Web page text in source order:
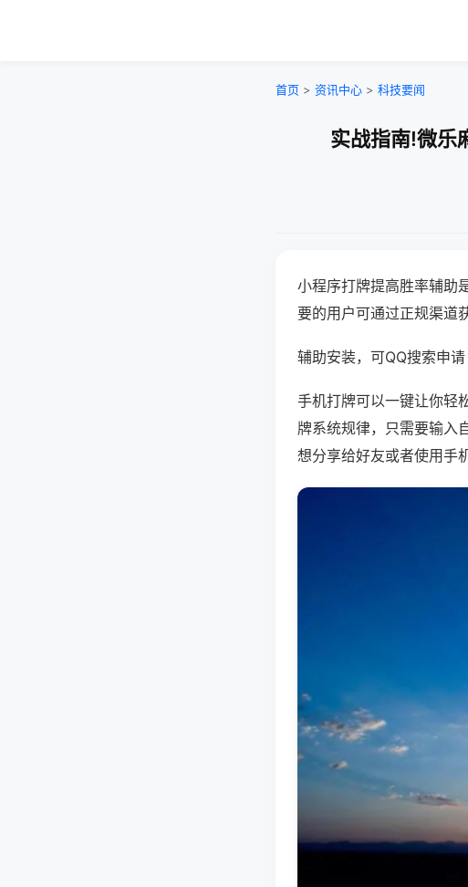
首页 > 资讯中心 > 科技要闻
实战指南!微乐
小程序打牌提高胜率辅助
要的用户可通过正规渠道
辅助安装，可QQ搜索申
手机打牌可以一键让你轻
牌系统规律，只需要输入
想分享给好友或者使用手